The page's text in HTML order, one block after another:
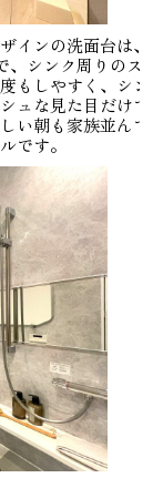
インの洗面台は、
、シンク周りのス
もしやすく、シン
ュな見た目だけで
い朝も家族並んで
です。